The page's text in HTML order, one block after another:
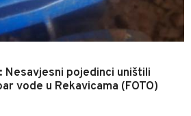
Nesavjesni pojedinci uništili
vode u Rekavicama (FOTO)